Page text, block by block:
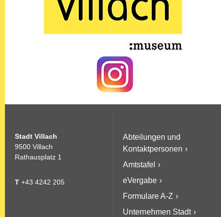
Stadt Villach
9500 Villach
Rathausplatz 1
T +43 4242 205
Abteilungen und
Kontaktpersonen
Amtstafel
eVergabe
Formulare A-Z
Unternehmen Stadt